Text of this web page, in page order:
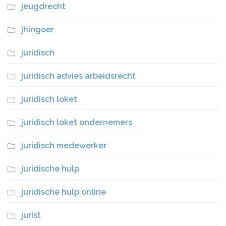
jeugdrecht
jhingoer
juridisch
juridisch advies arbeidsrecht
juridisch loket
juridisch loket ondernemers
juridisch medewerker
juridische hulp
juridische hulp online
jurist